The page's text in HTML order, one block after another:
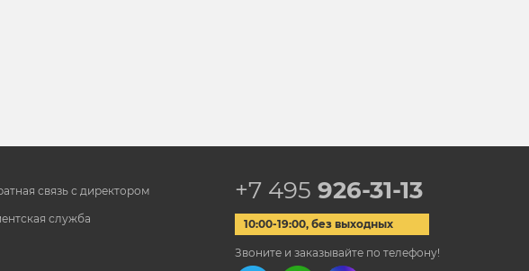
связь с директором
служба
+7 495 926-31-13
10:00-19:00, без выходных
Звоните и заказывайте по телефону!